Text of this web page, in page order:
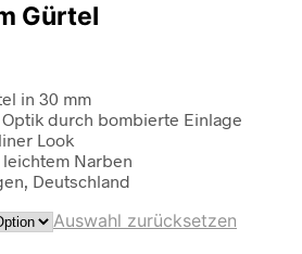
Gürtel
in 30 mm
durch bombierte Einlage
Look
Narben
Deutschland
Auswahl zurücksetzen